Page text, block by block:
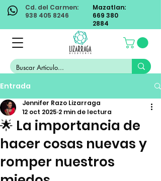
Cd. del Carmen:
938 405 8246
Mazatlan:
669 380
2884
Entrada
🌟 La importancia de
hacer cosas nuevas y
romper nuestros
Jennifer Razo Lizarraga
12 oct 2025 2 min de lectura